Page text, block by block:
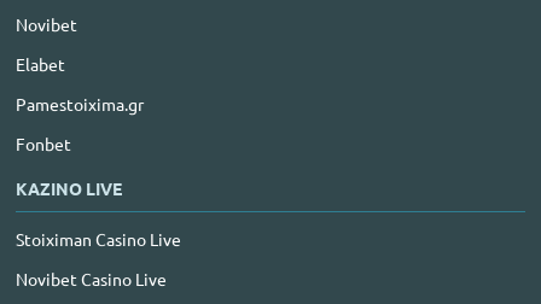
Novibet
Elabet
Pamestoixima.gr
Fonbet
ΚΑΖΙΝΟ LIVE
Stoiximan Casino Live
Novibet Casino Live